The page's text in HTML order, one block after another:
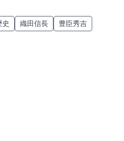
史 織田信長 豊臣秀吉